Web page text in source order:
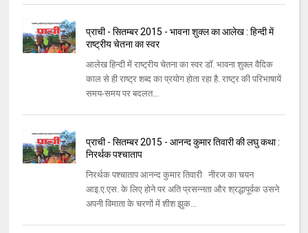
प्राची - सितम्बर 2015 - भावना शुक्ल का आलेख : हिन्दी में
राष्ट्रीय चेतना का स्वर
आलेख हिन्दी में राष्ट्रीय चेतना का स्वर डॉ. भावना शुक्ल वैदिक
काल से ही राष्ट्र शब्द का प्रयोग होता रहा है. राष्ट्र की परिभाषायें
समय-समय पर बदलत...
प्राची - सितम्बर 2015 - आनन्द कुमार तिवारी की लघु कथा :
निरर्थक पश्चाताप
निरर्थक पश्चाताप आनन्द कुमार तिवारी नीरज का चयन
आइ.ए.एस. के लिए होने पर अति प्रसन्नता और श्रद्धापूर्वक उसने
अपनी विमाता के चरणों में शीश झुक...